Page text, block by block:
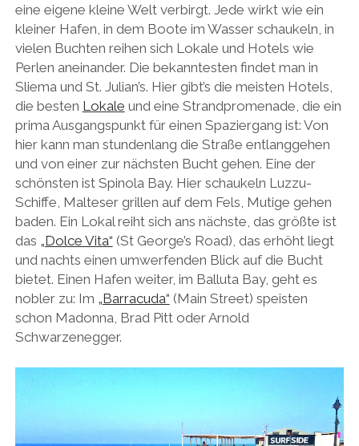
eine eigene kleine Welt verbirgt. Jede wirkt wie ein
kleiner Hafen, in dem Boote im Wasser schaukeln, in
vielen Buchten reihen sich Lokale und Hotels wie
Perlen aneinander. Die bekanntesten findet man in
Sliema und St. Julian’s. Hier gibt’s die meisten Hotels,
die besten Lokale und eine Strandpromenade, die ein
prima Ausgangspunkt für einen Spaziergang ist: Von
hier kann man stundenlang die Straße entlanggehen
und von einer zur nächsten Bucht gehen. Eine der
schönsten ist Spinola Bay. Hier schaukeln Luzzu-
Schiffe, Malteser grillen auf dem Fels, Mutige gehen
baden. Ein Lokal reiht sich ans nächste, das größte ist
das „Dolce Vita“ (St George’s Road), das erhöht liegt
und nachts einen umwerfenden Blick auf die Bucht
bietet. Einen Hafen weiter, im Balluta Bay, geht es
nobler zu: Im „Barracuda“ (Main Street) speisten
schon Madonna, Brad Pitt oder Arnold
Schwarzenegger.